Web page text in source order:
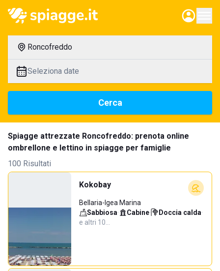
Roncofreddo
Seleziona date
Cerca
Spiagge attrezzate Roncofreddo: prenota online
ombrellone e lettino in spiagge per famiglie
100 Risultati
Kokobay
Bellaria-Igea Marina
Sabbiosa· Cabine· Doccia calda·
e altri 10…